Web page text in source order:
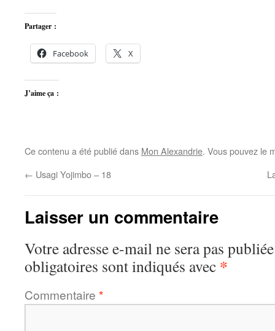
Partager :
Facebook X
J’aime ça :
Ce contenu a été publié dans Mon Alexandrie. Vous pouvez le
← Usagi Yojimbo – 18
Laisser un commentaire
Votre adresse e-mail ne sera pas
obligatoires sont indiqués avec *
Commentaire *